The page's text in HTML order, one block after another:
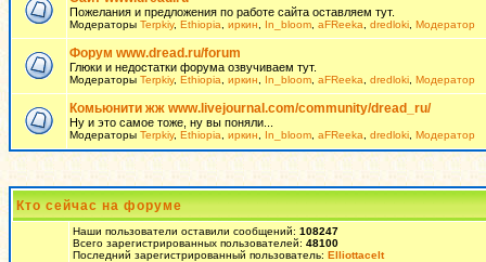
Пожелания и предложения по работе сайта оставляем тут.
Модераторы Terpkiy, Ethiopia иркин In_bloom aFReeka dredloki Модератор
Форум www.dread.ru/forum
Глюки и недостатки форума озвучиваем тут.
Модераторы Terpkiy, Ethiopia иркин In_bloom aFReeka dredloki Модератор
Комьюнити жж www.livejournal.com/community/dread_ru/
Ну и это самое тоже, ну вы поняли...
Модераторы Terpkiy, Ethiopia иркин In_bloom aFReeka dredloki Модератор
Кто сейчас на форуме
Наши пользователи оставили сообщений: 108247
Всего зарегистрированных пользователей: 48100
Последний зарегистрированный пользователь: Elliottacelt